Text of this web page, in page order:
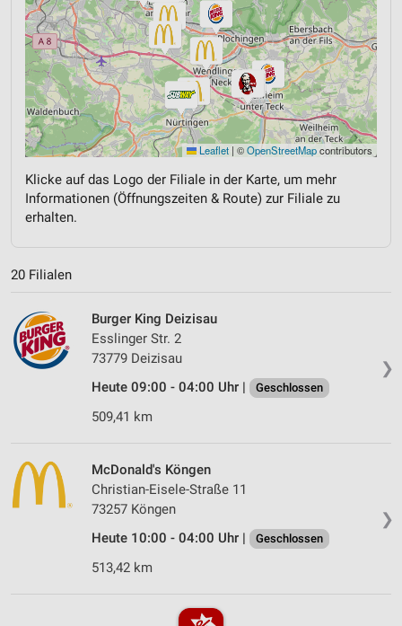
Leaflet | ©OpenStreetMapcontributors
Klicke auf das Logo der Filiale in der Karte, um mehr
Informationen (Öffnungszeiten & Route) zur Filiale zu
erhalten.
20 Filialen
❯
Burger King Deizisau
Esslinger Str. 2
73779 Deizisau
Heute 09:00 - 04:00 Uhr |
Geschlossen
509,41 km
❯
McDonald's Köngen
Christian-Eisele-Straße 11
73257 Köngen
Heute 10:00 - 04:00 Uhr |
Geschlossen
513,42 km